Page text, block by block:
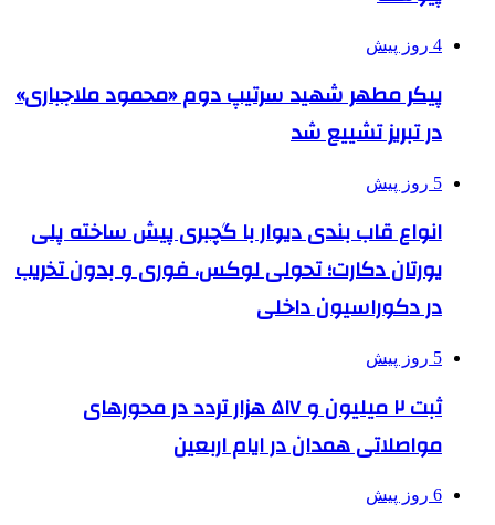
4 روز پیش
پیکر مطهر شهید سرتیپ دوم «محمود ملاجباری»
در تبریز تشییع شد
5 روز پیش
انواع قاب بندی دیوار با گچبری پیش ساخته پلی
یورتان دکارت؛ تحولی لوکس، فوری و بدون تخریب
در دکوراسیون داخلی
5 روز پیش
ثبت ۲ میلیون و ۵۱۷ هزار تردد در محورهای
مواصلاتی همدان در ایام اربعین
6 روز پیش